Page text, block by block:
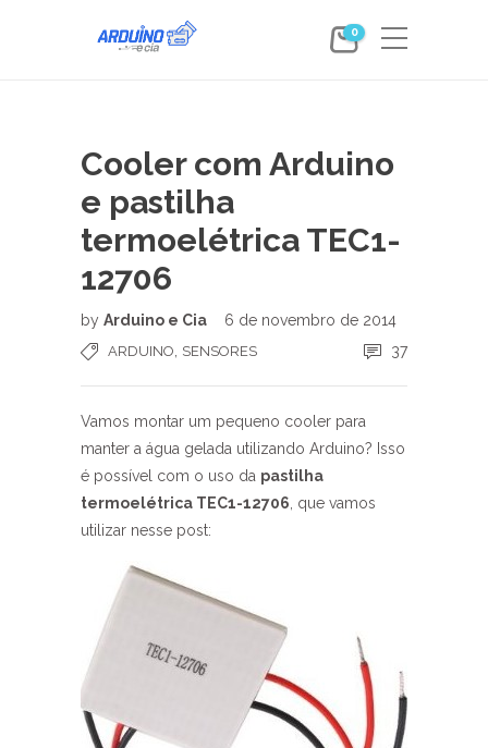
0
Cooler com Arduino
e pastilha
termoelétrica TEC1-
12706
by Arduino e Cia 6 de novembro de 2014
ARDUINO SENSORES 37
Vamos montar um pequeno cooler para
manter a água gelada utilizando Arduino? Isso
é possível com o uso da pastilha
termoelétrica TEC1-12706 , que vamos
utilizar nesse post: